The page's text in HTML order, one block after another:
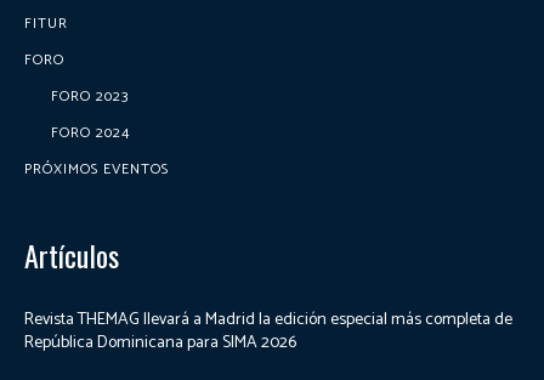
FITUR
FORO
FORO 2023
FORO 2024
PRÓXIMOS EVENTOS
Artículos
Revista THEMAG llevará a Madrid la edición especial más completa de
República Dominicana para SIMA 2026